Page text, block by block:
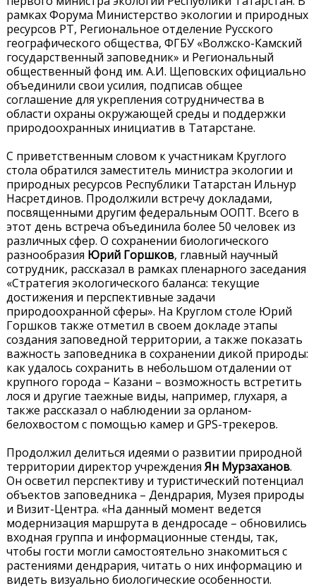
рамках Форума Министерство экологии и природных
ресурсов РТ, Региональное отделение Русского
географического общества, ФГБУ «Волжско-Камский
государственный заповедник» и Региональный
общественный фонд им. А.И. Щеповских официально
объединили свои усилия, подписав общее
соглашение для укрепления сотрудничества в
области охраны окружающей среды и поддержки
природоохранных инициатив в Татарстане.
С приветственным словом к участникам Круглого
стола обратился заместитель министра экологии и
природных ресурсов Республики Татарстан Ильнур
Насретдинов. Продолжили встречу докладами,
посвященными другим федеральным ООПТ. Всего в
этот день встреча объединила более 50 человек из
различных сфер. О сохранении биологического
разнообразия Юрий Горшков, главный научный
сотрудник, рассказал в рамках пленарного заседания
«Стратегия экологического баланса: текущие
достижения и перспективные задачи
природоохранной сферы». На Круглом столе Юрий
Горшков также отметил в своем докладе этапы
создания заповедной территории, а также показать
важность заповедника в сохранении дикой природы:
как удалось сохранить в небольшом отдалении от
крупного города – Казани – возможность встретить
лося и другие таежные виды, например, глухаря, а
также рассказал о наблюдении за орланом-
белохвостом с помощью камер и GPS-трекеров.
Продолжил делиться идеями о развитии природной
территории директор учрежденияЯн Мурзаханов.
Он осветил перспективу и туристический потенциал
объектов заповедника – Дендрария, Музея природы
и Визит-Центра. «На данный момент ведется
модернизация маршрута в дендросаде – обновились
входная группа и информационные стенды, так,
чтобы гости могли самостоятельно знакомиться с
растениями дендрария, читать о них информацию и
видеть визуально биологические особенности.